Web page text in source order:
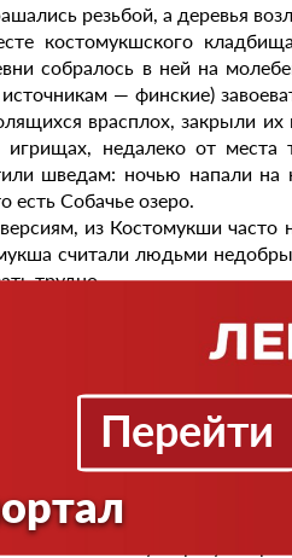
резьбой, а деревья
костомукшского
собралось в ней на
— финские)
врасплох, закрыли
недалеко от
шведам: ночью напали на
есть Собачье озеро.
из Костомукши часто
считали людьми
трудно.
церкви оставшиеся в
а два года спустя и
фотографиях сказочный край
эпоса, застали этот грубо
старое кладбище.
трагедия в
против шведов и финнов,
десятков километров от
произошло сражение. По
шел по южному берегу
Перейти